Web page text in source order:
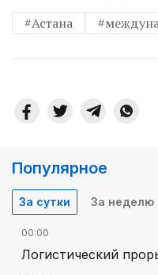
#Астана
Популярное
За сутки За неделю
00:00
Логистический